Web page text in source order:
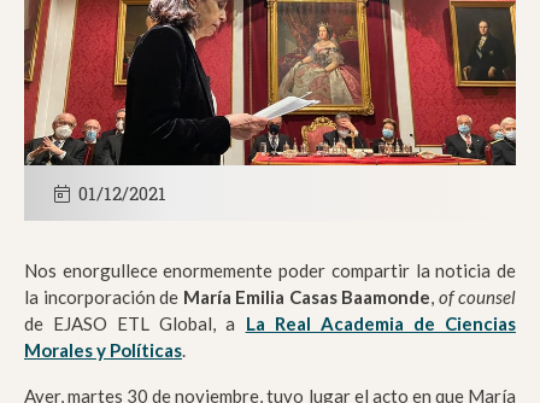
01/12/2021
Nos enorgullece enormemente poder compartir la noticia de
la incorporación de María Emilia Casas Baamonde, of counsel
de EJASO ETL Global, a La Real Academia de Ciencias
Morales y Políticas.
Ayer, martes 30 de noviembre, tuvo lugar el acto en que María